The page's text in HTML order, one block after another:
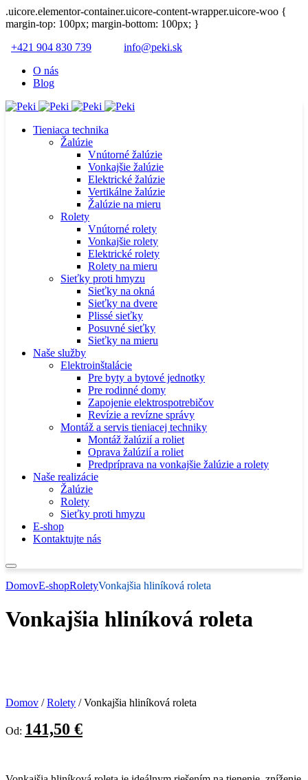
.uicore.elementor-container.uicore-content-wrapper.uicore-woo {
margin-top: 100px; margin-bottom: 100px; }
+421 904 830 739
info@peki.sk
O nás
Blog
Tieniaca technika
Žalúzie
Vnútorné žalúzie
Vonkajšie žalúzie
Elektrické žalúzie
Vertikálne žalúzie
Žalúzie na mieru
Rolety
Vnútorné rolety
Vonkajšie rolety
Elektrické rolety
Rolety na mieru
Sieťky proti hmyzu
Sieťky na okná
Sieťky na dvere
Plissé sieťky
Posuvné sieťky
Sieťky na mieru
Naše služby
Elektroinštalácie
Pre byty a bytové jednotky
Pre rodinné domy
Zapojenie elektrospotrebičov
Revízie a revízne správy
Montáž a servis tieniacej techniky
Montáž žalúzií a roliet
Oprava žalúzií a roliet
Predpríprava na vonkajšie žalúzie a rolety
Naše realizácie
Žalúzie
Rolety
Sieťky proti hmyzu
E-shop
Kontaktujte nás
DomovE-shopRoletyVonkajšia hliníková roleta
Vonkajšia hliníková roleta
Domov /Rolety / Vonkajšia hliníková roleta
Od: 141,50 €